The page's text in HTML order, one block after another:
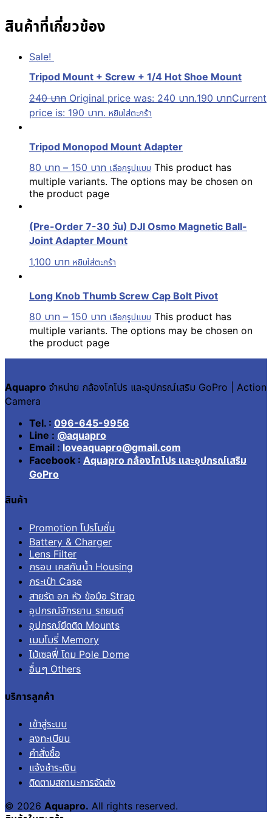
สินค้าที่เกี่ยวข้อง
Sale!
Tripod Mount + Screw + 1/4 Hot Shoe Mount
240บาท Original price was: 240 บาท.190 บาทCurrent
price is: 190 บาท. หยิบใส่ตะกร้า
Tripod Monopod Mount Adapter
80 บาท – 150 บาท เลือกรูปแบบ This product has
multiple variants. The options may be chosen on
the product page
(Pre-Order 7-30 วัน) DJI Osmo Magnetic Ball-
Joint Adapter Mount
1,100 บาท หยิบใส่ตะกร้า
Long Knob Thumb Screw Cap Bolt Pivot
80 บาท – 150 บาท เลือกรูปแบบ This product has
multiple variants. The options may be chosen on
the product page
Aquapro จำหน่าย กล้องโกโปร และอุปกรณ์เสริม GoPro | Action
Camera
Tel. : 096-645-9956
Line : @aquapro
Email : loveaquapro@gmail.com
Facebook : Aquapro กล้องโกโปร และอุปกรณ์เสริม
GoPro
สินค้า
Promotion โปรโมชั่น
Battery & Charger
Lens Filter
กรอบ เคสกันน้ำ Housing
กระเป๋า Case
สายรัด อก หัว ข้อมือ Strap
อุปกรณ์จักรยาน รถยนต์
อุปกรณ์ยึดติด Mounts
เมมโมรี่ Memory
ไม้เซลฟี่ โดม Pole Dome
อื่นๆ Others
บริการลูกค้า
เข้าสู่ระบบ
ลงทะเบียน
คำสั่งซื้อ
แจ้งชำระเงิน
ติดตามสถานะการจัดส่ง
© 2026 Aquapro. All rights reserved.